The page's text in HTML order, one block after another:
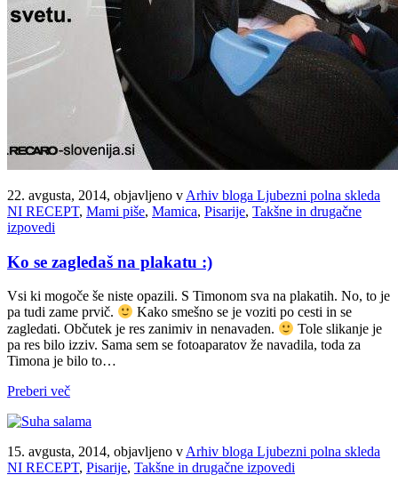
22. avgusta, 2014, objavljeno v Arhiv bloga Ljubezni polna skleda
NI RECEPT, Mami piše, Mamica, Pisarije, Takšne in drugačne
izpovedi
Ko se zagledaš na plakatu :)
Vsi ki mogoče še niste opazili. S Timonom sva na plakatih. No, to je
pa tudi zame prvič.
Kako smešno se je voziti po cesti in se
zagledati. Občutek je res zanimiv in nenavaden.
Tole slikanje je
pa res bilo izziv. Sama sem se fotoaparatov že navadila, toda za
Timona je bilo to…
Preberi več
15. avgusta, 2014, objavljeno v Arhiv bloga Ljubezni polna skleda
NI RECEPT, Pisarije, Takšne in drugačne izpovedi